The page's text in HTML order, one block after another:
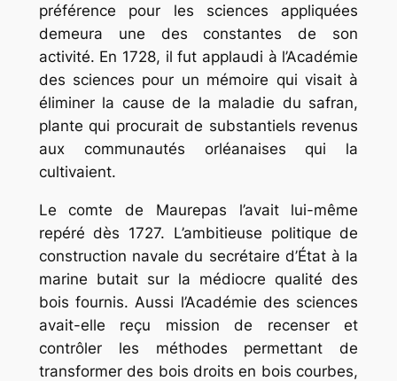
préférence pour les sciences appliquées
demeura une des constantes de son
activité. En 1728, il fut applaudi à l’Académie
des sciences pour un mémoire qui visait à
éliminer la cause de la maladie du safran,
plante qui procurait de substantiels revenus
aux communautés orléanaises qui la
cultivaient.
Le comte de Maurepas l’avait lui-même
repéré dès 1727. L’ambitieuse politique de
construction navale du secrétaire d’État à la
marine butait sur la médiocre qualité des
bois fournis. Aussi l’Académie des sciences
avait-elle reçu mission de recenser et
contrôler les méthodes permettant de
transformer des bois droits en bois courbes,